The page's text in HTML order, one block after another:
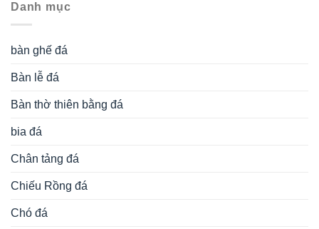
Danh mục
bàn ghế đá
Bàn lễ đá
Bàn thờ thiên bằng đá
bia đá
Chân tảng đá
Chiếu Rồng đá
Chó đá